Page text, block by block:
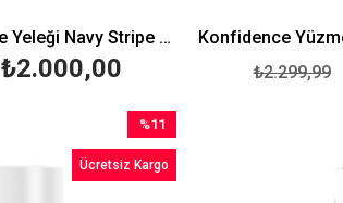
Konfidence Yüzme Yeleği Navy Stripe Small 2-3 Yaş (15-19 kg)
₺2.000,00 ₺2.299,99
%11
İndirim
%11İndirim
Ücretsiz Kargo